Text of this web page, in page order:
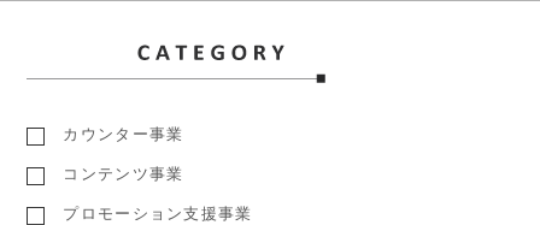
カウンター事業
コンテンツ事業
プロモーション支援事業